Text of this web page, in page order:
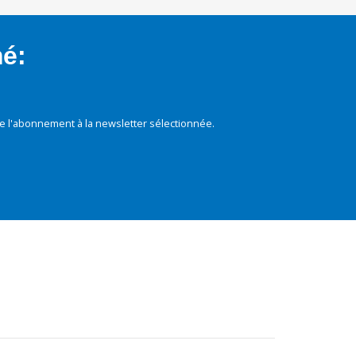
l'abonnement à la newsletter sélectionnée.